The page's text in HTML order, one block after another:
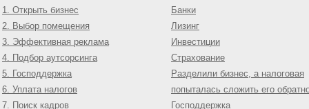
1. Открыть бизнес
2. Выбор помещения
3. Эффективная реклама
4. Подбор аутсорсинга
5. Господдержка
6. Уплата налогов
7. Поиск кадров
Банки
Лизинг
Инвестиции
Страхование
Разделили бизнес, а налоговая
попыталась сложить его
Господдержка